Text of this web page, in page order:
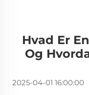
Hvad Er
Og
2025-04-01 16:00:00